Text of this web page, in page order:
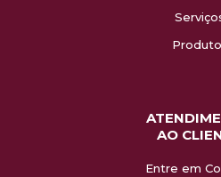
AO
Entre em